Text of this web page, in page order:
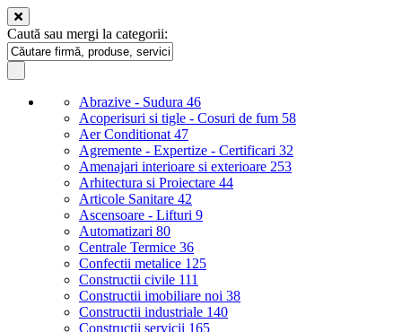
Caută sau mergi la categorii:
Abrazive - Sudura 46
Acoperisuri si tigle - Cosuri de fum 58
Aer Conditionat 47
Agremente - Expertize - Certificari 32
Amenajari interioare si exterioare 253
Arhitectura si Proiectare 44
Articole Sanitare 42
Ascensoare - Lifturi 9
Automatizari 80
Centrale Termice 36
Confectii metalice 125
Constructii civile 111
Constructii imobiliare noi 38
Constructii industriale 140
Constructii servicii 165